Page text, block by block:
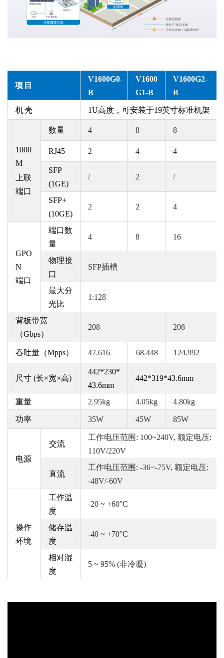
项目
V1600G0-
B
V1600
G1-B
V1600G2-
B
机壳 1U高度，可安装于19英寸标准机架
1000
M
上联
端口
数量 4 8 8
RJ45 2 4 4
SFP
(1GE)
/ 2 /
SFP+
(10GE)
2 2 4
GPO
N
端口
端口数
量
4 8 16
物理接
口
SFP插槽
最大分
光比
1:128
背板带宽
（Gbps）
208 208
吞吐量（Mpps） 47.616 68.448 124.992
尺寸 (长×宽×高)
442*230*
43.6mm
442*319*43.6mm
重量 2.95kg 4.05kg 4.80kg
功率 35W 45W 85W
电源
交流
工作电压范围 : 100~240V, 额定电压:
110V/220V
直流
工作电压范围 : -36~-75V, 额定电压:
-48V/-60V
操作
环境
工作温
度
-20 ~ +60°C
储存温
度
-40 ~ +70°C
相对湿
度
5 ~ 95% (非冷凝)